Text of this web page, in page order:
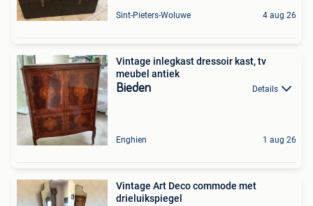
Sint-Pieters-Woluwe 4 aug 26
Vintage inlegkast dressoir kast, tv
meubel antiek
Bieden Details
Enghien 1 aug 26
Vintage Art Deco commode met
drieluikspiegel